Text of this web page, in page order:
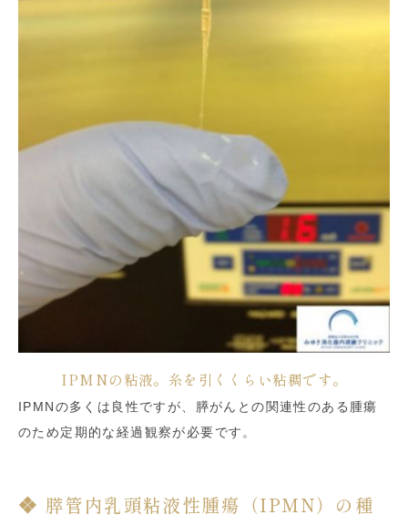
IPMNの粘液。糸を引くくらい粘稠です。
IPMNの多くは良性ですが、膵がんとの関連性のある腫瘍
のため定期的な経過観察が必要です。
膵管内乳頭粘液性腫瘍（IPMN）の種